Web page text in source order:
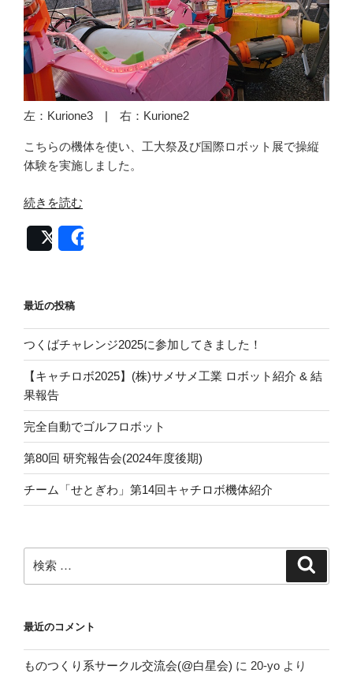
左：Kurione3 | 右：Kurione2
こちらの機体を使い、工大祭及び国際ロボット展で操縦
体験を実施しました。
“ア
体
報
告”
の
続きを読む
Post
最近の投稿
つくばチャレンジ2025に参加してきました！
【キャチロボ2025】(株)サメサメ工業 ロボット紹介 & 結
果報告
完全自動でゴルフロボット
第80回 研究報告会(2024年度後期)
チーム「せとぎわ」第14回キャチロボ機体紹介
索:
最近のコメント
ものつくり系サークル交流会(@白星会) に 20-yo より